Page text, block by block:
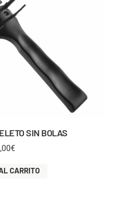
SIN BOLAS
€
CARRITO